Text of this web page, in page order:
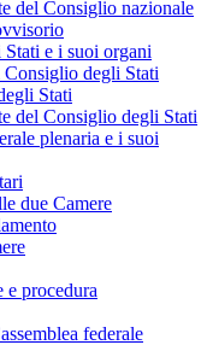
del Consiglio nazionale
e i suoi organi
degli Stati
Stati
del Consiglio degli Stati
plenaria e i suoi
due Camere
e procedura
federale